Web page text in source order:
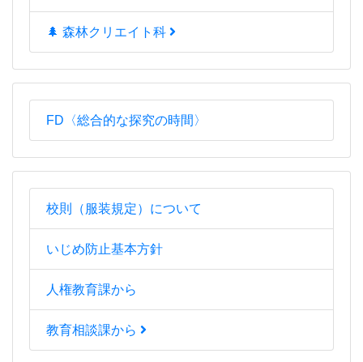
🌲 森林クリエイト科
FD〈総合的な探究の時間〉
校則（服装規定）について
いじめ防止基本方針
人権教育課から
教育相談課から